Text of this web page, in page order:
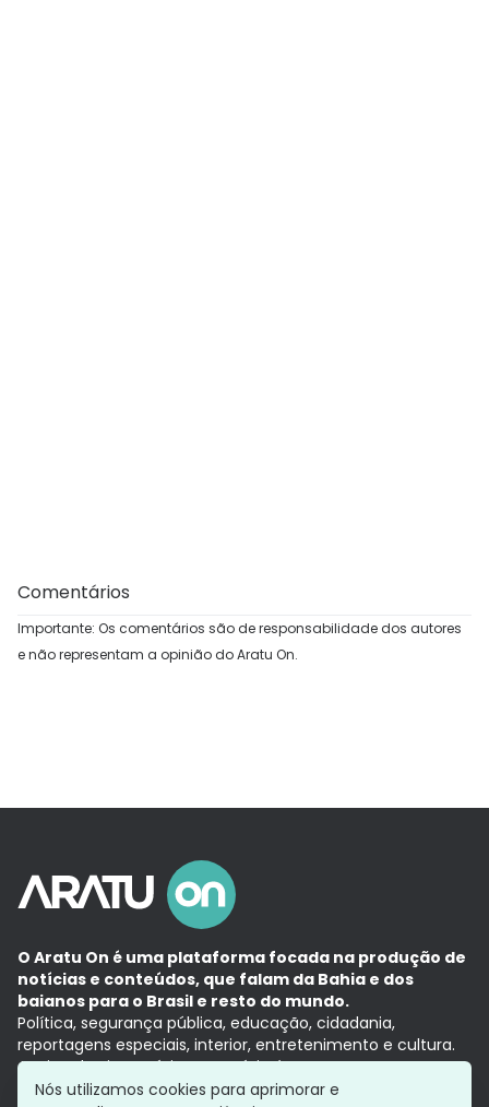
Comentários
Importante: Os comentários são de responsabilidade dos autores
e não representam a opinião do Aratu On.
O Aratu On é uma plataforma focada na produção de
notícias e conteúdos, que falam da Bahia e dos
baianos para o Brasil e resto do mundo.
Política, segurança pública, educação, cidadania,
reportagens especiais, interior, entretenimento e cultura.
Aqui, tudo vira notícia e a notícia é no tempo presente,
com a credibilidade do Grupo Aratu.
Nós utilizamos cookies para aprimorar e